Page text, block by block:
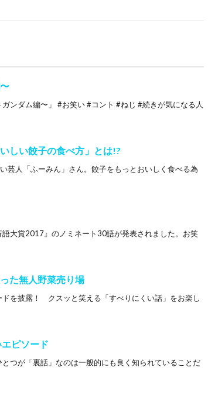
ンダム編〜」 #お笑い #コント #ねじ #続きが気になる人
しい餃子の食べ方」とは!?
芸人「ふーみん」さん。餃子をもっとおいしく食べる為
大賞2017』のノミネート30語が発表されました。お笑
た無人野菜売り場
を披露！ クスッと笑える「すべりにくい話」をお楽し
ピソード
つが「裏話」なのは一般的にも良く知られていることだ